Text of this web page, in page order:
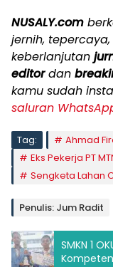
NUSALY.com
jernih,
keberlanjutan
editordan
kamu sudah
saluran
Tag: Ahmad
Eks Pekerja PT
Sengketa Lahan
Penulis: Jum Radit
SMKN 1